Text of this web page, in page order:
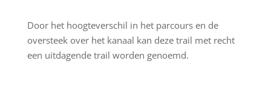
Door het hoogteverschil in het parcours en de
oversteek over het kanaal kan deze trail met recht
een uitdagende trail worden genoemd.